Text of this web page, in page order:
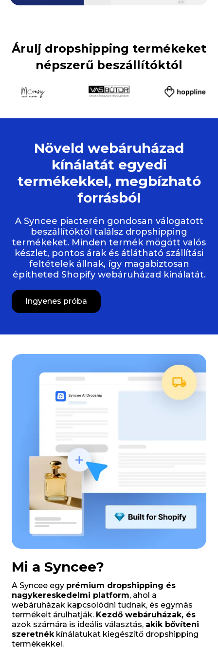
Árulj dropshipping termékeket
népszerű beszállítóktól
Növeld webáruházad
kínálatát egyedi
termékekkel, megbízható
forrásból
A Syncee piacterén gondosan válogatott
beszállítóktól találsz dropshipping
termékeket. Minden termék mögött valós
készlet, pontos árak és átlátható szállítási
feltételek állnak, így magabiztosan
építheted Shopify webáruházad kínálatát.
Ingyenes próba
Mi a Syncee?
A Syncee egy prémium dropshipping és
nagykereskedelmi platform, ahol a
webáruházak kapcsolódni tudnak, és egymás
termékeit árulhatják. Kezdő webáruházak, és
azok számára is ideális választás, akik bővíteni
szeretnékkínálatukat kiegészítő dropshipping
termékekkel.